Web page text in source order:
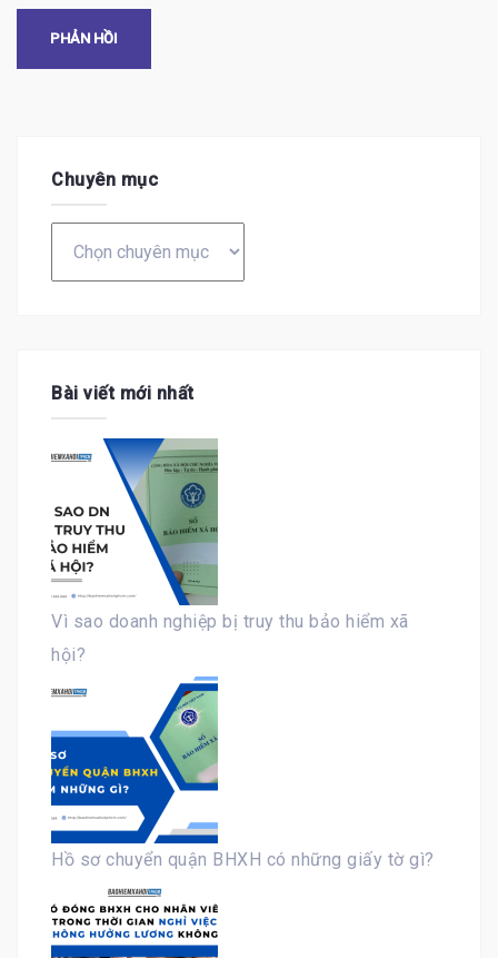
Chuyên mục
Bài viết mới nhất
Vì sao doanh nghiệp bị truy thu bảo hiểm xã
hội?
Hồ sơ chuyển quận BHXH có những giấy tờ gì?